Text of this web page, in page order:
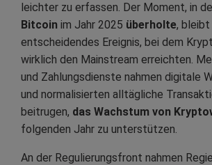
leichter zu erfassen. Der Moment, in
Bitcoin im Jahr 2025 überholte, bleibt
entscheidendes Ereignis, bei dem
wirklich den Mainstream erreichten.
und Zahlungsdienste nahmen digitale
und normalisierten alltägliche
beitrugen, das Wachstum von
folgenden Jahr zu unterstützen.
An der Regulierungsfront nahmen